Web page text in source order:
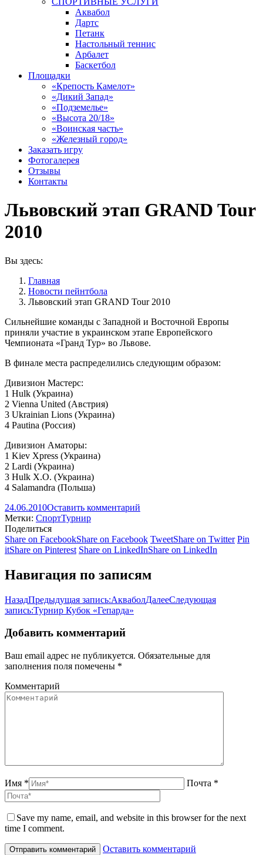
Аквабол
Дартс
Петанк
Настольный теннис
Арбалет
Баскетбол
Площадки
«Крепость Камелот»
«Дикий Запад»
«Подземелье»
«Высота 20/18»
«Воинская часть»
«Железный город»
Заказать игру
Фотогалерея
Отзывы
Контакты
Львовский этап GRAND Tour
2010
Вы здесь:
Главная
Новости пейнтбола
Львовский этап GRAND Tour 2010
Сильнейшие команды с Западной и Восточной Европы
приняли участие в украинском этапе Европейского
Чемпионата «Гранд Тур» во Львове.
В финале места распределились следующим образом:
Дивизион Мастерс:
1 Hulk (Украина)
2 Vienna United (Австрия)
3 Ukrainian Lions (Украина)
4 Pautina (Россия)
Дивизион Аматоры:
1 Kiev Xpress (Украина)
2 Lardi (Украина)
3 Hulk X.O. (Украина)
4 Salamandra (Польша)
24.06.2010Оставить комментарий
Метки: СпортТурнир
Поделиться
Share on FacebookShare on Facebook TweetShare on Twitter Pin
itShare on Pinterest Share on LinkedInShare on LinkedIn
Навигация по записям
НазадПредыдущая запись:АкваболДалееСледующая
запись:Турнир Кубок «Гепарда»
Добавить комментарий
Ваш email адрес не публикуется. Обязательные для
заполнения поля помечены *
Комментарий
Имя * Почта *
Save my name, email, and website in this browser for the next
time I comment.
Оставить комментарий